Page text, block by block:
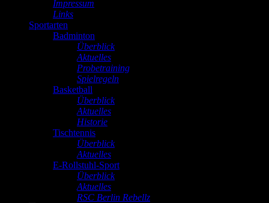
Impressum
Links
Sportarten
Badminton
Überblick
Aktuelles
Probetraining
Spielregeln
Basketball
Überblick
Aktuelles
Historie
Tischtennis
Überblick
Aktuelles
E-Rollstuhl-Sport
Überblick
Aktuelles
RSC Berlin Rebellz